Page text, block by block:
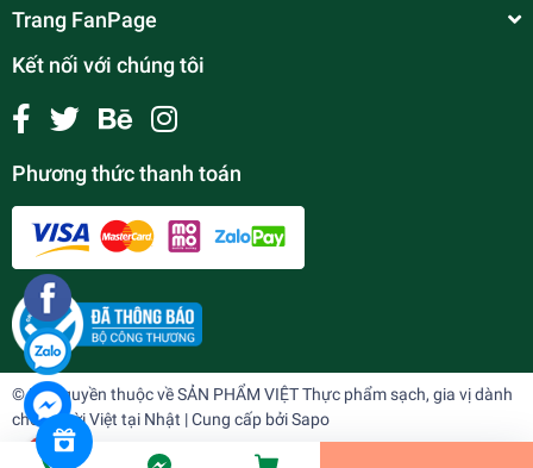
Trang FanPage
Kết nối với chúng tôi
Phương thức thanh toán
© Bản quyền thuộc vềSẢN PHẨM VIỆT Thực phẩm sạch, gia vị dành
cho người Việt tại Nhật | Cung cấp bởiSapo
¥189
undefined
Tiến Hành Thanh Toán